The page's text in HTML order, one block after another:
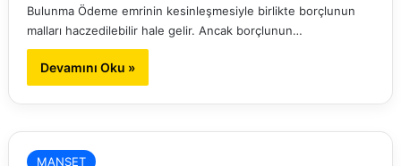
Bulunma Ödeme emrinin kesinleşmesiyle birlikte borçlunun
malları haczedilebilir hale gelir. Ancak borçlunun…
Devamını Oku »
MANŞET